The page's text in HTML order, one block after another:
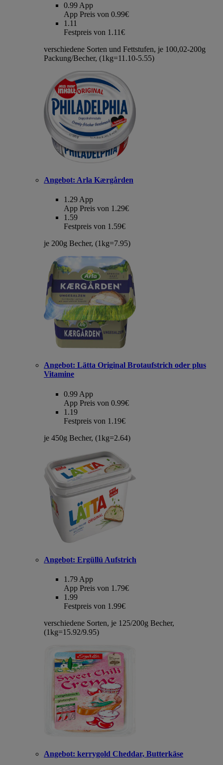
0.99 App
App Preis von 0.99€
1.11
Festpreis von 1.11€
verschiedene Sorten und Fettstufen, je 100,02-200g
Packung/Becher, (1kg=11.10-5.55)
Angebot: Arla Kærgården
1.29 App
App Preis von 1.29€
1.59
Festpreis von 1.59€
je 200g Becher, (1kg=7.95)
Angebot: Lätta Original Brotaufstrich oder plus
Vitamine
0.99 App
App Preis von 0.99€
1.19
Festpreis von 1.19€
je 450g Becher, (1kg=2.64)
Angebot: Ergüllü Aufstrich
1.79 App
App Preis von 1.79€
1.99
Festpreis von 1.99€
verschiedene Sorten, je 125/200g Becher,
(1kg=15.92/9.95)
Angebot: kerrygold Cheddar, Butterkäse